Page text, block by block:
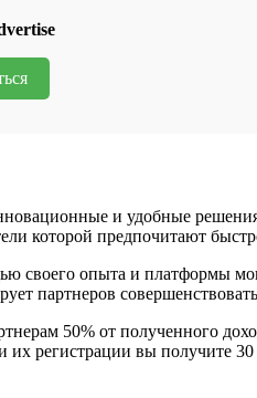
и удобные
которой предпочитают
своего опыта и платформы
партнеров
50% от полученного
регистрации вы получите